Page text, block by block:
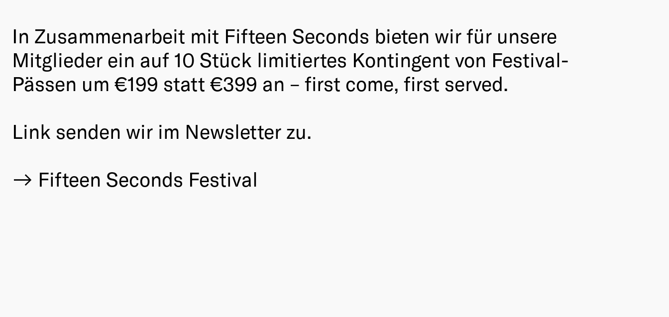
In Zusammenarbeit mit Fifteen Seconds bieten wir für unsere
Mitglieder ein auf 10 Stück limitiertes Kontingent von Festival-
Pässen um €199 statt €399 an – first come, first served.
Link senden wir im Newsletter zu.
Fifteen Seconds Festival